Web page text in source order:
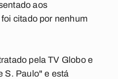
aos
citado por nenhum
pela TV Globo e
S. Paulo" e está